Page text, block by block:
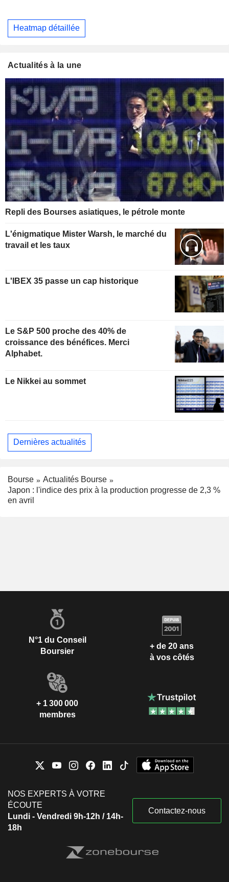
Heatmap détaillée
Actualités à la une
Repli des Bourses asiatiques, le pétrole monte
L'énigmatique Mister Warsh, le marché du
travail et les taux
L'IBEX 35 passe un cap historique
Le S&P 500 proche des 40% de
croissance des bénéfices. Merci
Alphabet.
Le Nikkei au sommet
Dernières actualités
Bourse
Actualités Bourse
Japon : l'indice des prix à la production progresse de 2,3 %
en avril
N°1 du Conseil
Boursier
+ de 20 ans
à vos côtés
+ 1 300 000
membres
NOS EXPERTS À VOTRE
ÉCOUTE
Lundi - Vendredi 9h-12h / 14h-
18h
Contactez-nous